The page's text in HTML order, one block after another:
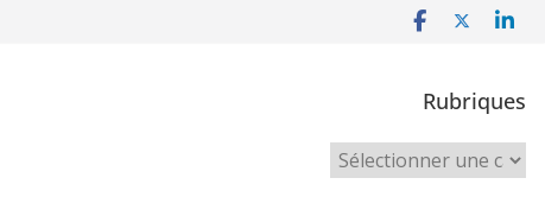
Rubriques
Rubriques